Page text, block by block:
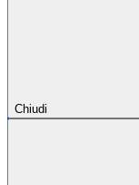
Chiudi